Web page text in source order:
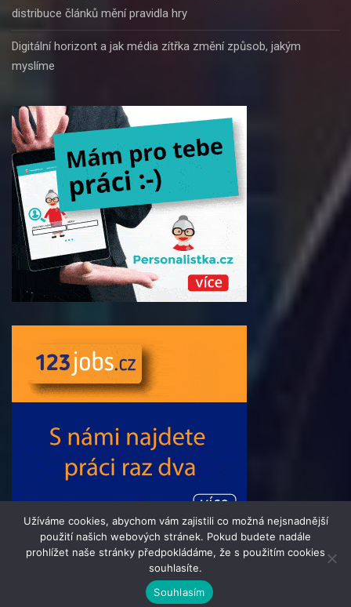
distribuce článků mění pravidla hry
Digitální horizont a jak média zítřka změní způsob, jakým
myslíme
© 2016 - 2024 Informacni-Tydenik.cz | člen skupiny 123jobs
Media | Všechna práva vyhrazena | Theme by
Užíváme cookies, abychom vám zajistili co možná nejsnadnější
použití našich webových stránek. Pokud budete nadále
prohlížet naše stránky předpokládáme, že s použitím cookies
souhlasíte.
Souhlasím